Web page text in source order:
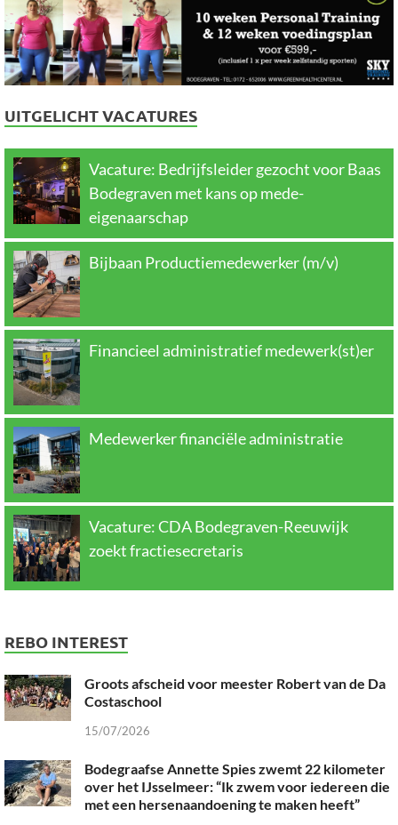
UITGELICHT VACATURES
Vacature: Bedrijfsleider gezocht voor Baas
Bodegraven met kans op mede-
eigenaarschap
Bijbaan Productiemedewerker (m/v)
Financieel administratief medewerk(st)er
Medewerker financiële administratie
Vacature: CDA Bodegraven-Reeuwijk
zoekt fractiesecretaris
REBO INTEREST
Groots afscheid voor meester Robert van de Da
Costaschool
15/07/2026
Bodegraafse Annette Spies zwemt 22 kilometer
over het IJsselmeer: “Ik zwem voor iedereen die
met een hersenaandoening te maken heeft”